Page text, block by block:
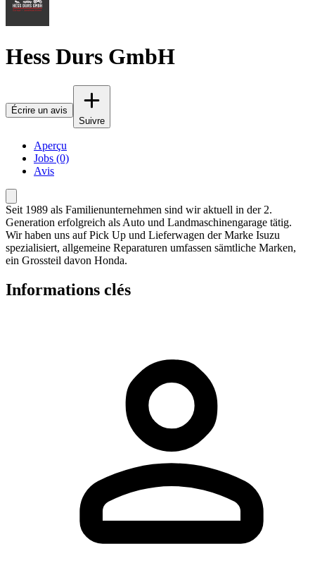
Hess Durs GmbH
Écrire un avis
Suivre
Aperçu
Jobs (0)
Avis
Seit 1989 als Familienunternehmen sind wir aktuell in der 2.
Generation erfolgreich als Auto und Landmaschinengarage tätig.
Wir haben uns auf Pick Up und Lieferwagen der Marke Isuzu
spezialisiert, allgemeine Reparaturen umfassen sämtliche Marken,
ein Grossteil davon Honda.
Informations clés